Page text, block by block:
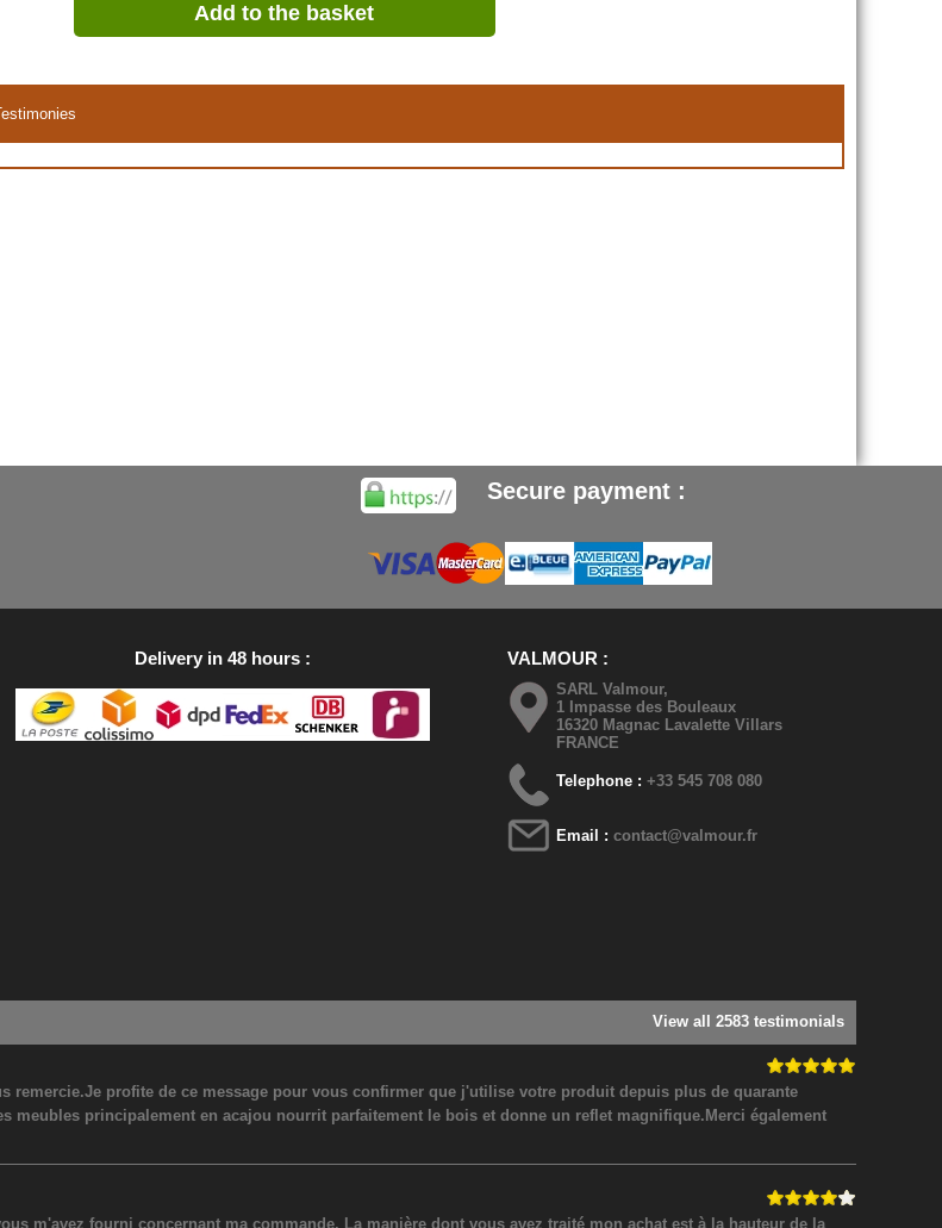
Add to the basket
Secure payment :
Delivery in 48 hours VALMOUR
SARL Valmour,
1 Impasse des Bouleaux
16320 Magnac Lavalette Villars
FRANCE
Telephone :+33 545 708 080
Email :contact@valmour.fr
View all 2583 testimonials
remercie.Je profite de ce message pour vous confirmer que j'utilise votre produit depuis plus de quarante
meubles principalement en acajou nourrit parfaitement le bois et donne un reflet magnifique.Merci également
m'avez fourni concernant ma commande. La manière dont vous avez traité mon achat est à la hauteur de la